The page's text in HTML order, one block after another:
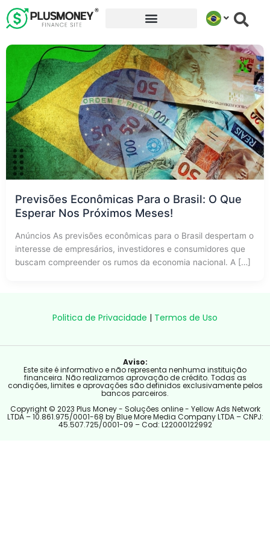
para
conteúdo
Previsões Econômicas Para o Brasil: O Que
Esperar Nos Próximos Meses!
Anúncios As previsões econômicas para o Brasil despertam o
interesse de empresários, investidores e consumidores que
buscam compreender os rumos da economia nacional. A […]
Politica de Privacidade | Termos de Uso
Aviso:
Este site é informativo e não representa nenhuma instituição
financeira. Não realizamos aprovação de crédito. Todas as
condições, limites e aprovações são definidos exclusivamente pelos
bancos parceiros.
Copyright © 2023 Plus Money - Soluções online - Yellow Ads Network
LTDA – 10.861.975/0001-68 by Blue More Media Company LTDA – CNPJ:
45.507.725/0001-09 – Cod: L22000122992